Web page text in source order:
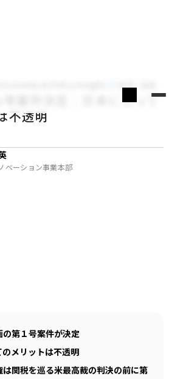
& Policy Insight
案件決定：日本にとって
不透明
ベーション事業本部
第１号案件が決定
のメリットは不透明
は関税を巡る米最高裁の判決の前に第